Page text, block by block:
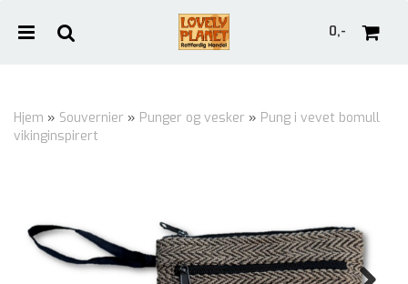
0,-
Hjem » Souvernier » Punger og vesker » Pung i vevet bomull
vikinginspirert